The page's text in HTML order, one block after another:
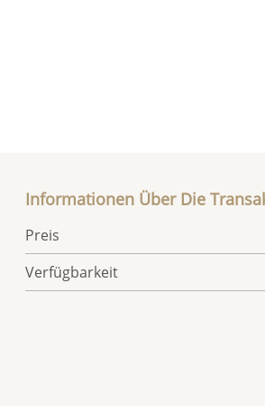
Informationen Über Die
Preis
Verfügbarkeit